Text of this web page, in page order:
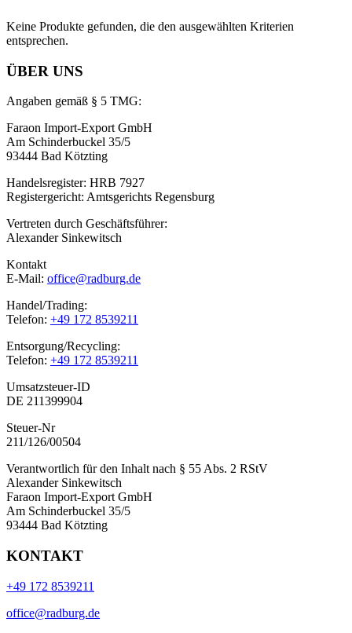
Keine Produkte gefunden, die den ausgewählten Kriterien
entsprechen.
ÜBER UNS
Angaben gemäß § 5 TMG:
Faraon Import-Export GmbH
Am Schinderbuckel 35/5
93444 Bad Kötzting
Handelsregister: HRB 7927
Registergericht: Amtsgerichts Regensburg
Vertreten durch Geschäftsführer:
Alexander Sinkewitsch
Kontakt
E-Mail: office@radburg.de
Handel/Trading:
Telefon: +49 172 8539211
Entsorgung/Recycling:
Telefon: +49 172 8539211
Umsatzsteuer-ID
DE 211399904
Steuer-Nr
211/126/00504
Verantwortlich für den Inhalt nach § 55 Abs. 2 RStV
Alexander Sinkewitsch
Faraon Import-Export GmbH
Am Schinderbuckel 35/5
93444 Bad Kötzting
KONTAKT
+49 172 8539211
office@radburg.de